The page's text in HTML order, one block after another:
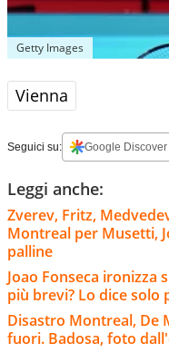
Getty Images
Vienna
Seguici su: Google Discover
Leggi anche:
Zverev, Fritz,
Montreal per Musetti,
palline
Joao Fonseca ironizza
più brevi? Lo dice solo
Disastro Montreal, De
fuori. Badosa, foto